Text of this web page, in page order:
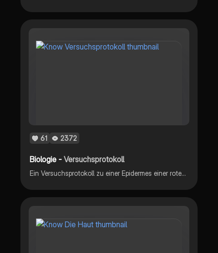
61 2372
Biologie -Versuchsprotokoll
Ein Versuchsprotokoll zu einer Epidermes einer roten Küchenzwiebel und was passiert wenn man eine Kochsalzlösung dazu gibt